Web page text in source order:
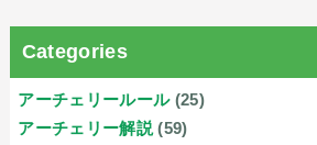
Categories
アーチェリールール (25)
アーチェリー解説 (59)